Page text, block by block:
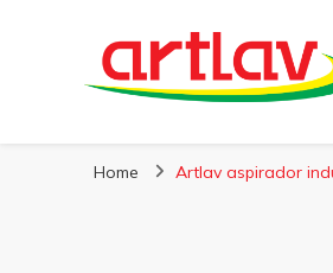
Blog
Home Artlav aspirador